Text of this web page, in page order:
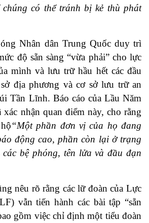
có thể tránh bị kẻ thù phát
Nhân dân Trung Quốc duy trì
độ sẵn sàng “vừa phải” cho lực
mình và lưu trữ hầu hết các đầu
địa phương và cơ sở lưu trữ an
Tần Lĩnh. Báo cáo của Lầu Năm
nhận quan điểm này, cho rằng
“Một phần đơn vị của họ đang
động cao, phần còn lại ở trạng
bệ phóng, tên lửa và đầu đạn
nêu rõ rằng các lữ đoàn của Lực
vẫn tiến hành các bài tập “sẵn
gồm việc chỉ định một tiểu đoàn